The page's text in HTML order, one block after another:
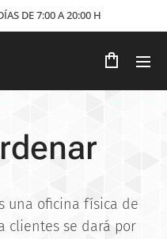
DE 7:00 A 20:00 H
una oficina física de
clientes se dará por